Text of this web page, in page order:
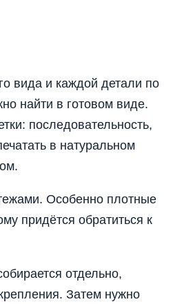
вида и каждой детали по
найти в готовом виде.
последовательность,
в натуральном
Особенно плотные
придётся обратиться к
отдельно,
Затем нужно